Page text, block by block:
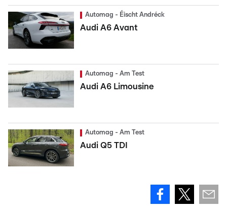
Automag - Éischt Andréck
Audi A6 Avant
Automag - Am Test
Audi A6 Limousine
Automag - Am Test
Audi Q5 TDI